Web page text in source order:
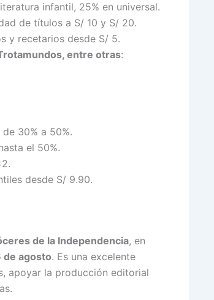
infantil, 25% en universal.
de títulos a S/ 10 y S/ 20.
y recetarios desde S/ 5.
entre otras:
30% a 50%.
el 50%.
desde S/ 9.90.
de la Independencia, en
de agosto. Es una excelente
apoyar la producción editorial